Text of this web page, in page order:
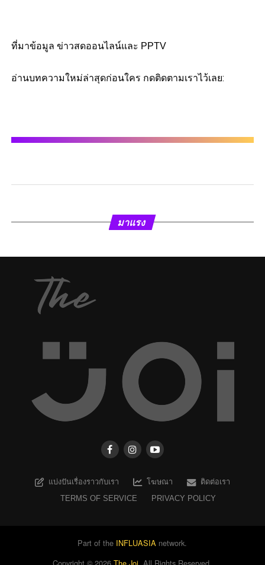
ที่มาข้อมูล ข่าวสดออนไลน์และ PPTV
อ่านบทความใหม่ล่าสุดก่อนใคร กดติดตามเราไว้เลย:
มาแรง
แบ่งปันเรื่องราวกับเรา โฆษณา
ติดต่อเรา
TERMS OF SERVICE
PRIVACY POLICY
Part of the INFLUASIA network.